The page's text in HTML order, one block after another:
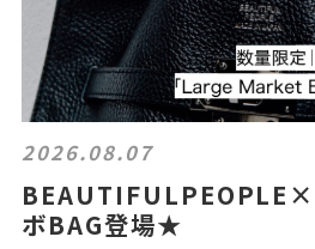
2026.08.07
ボBAG登場★